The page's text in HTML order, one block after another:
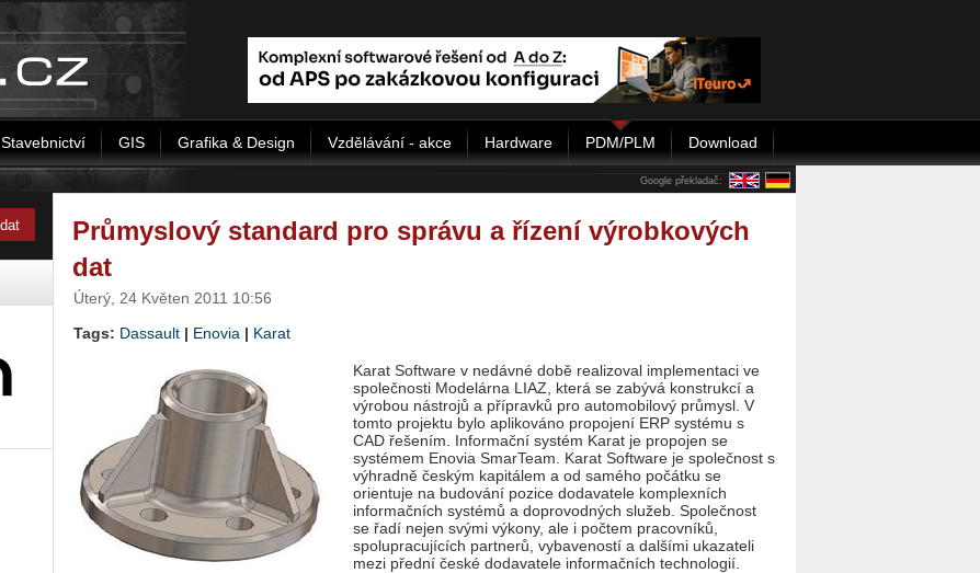
Stavebnictví GIS Grafika & Design Vzdělávání - akce Hardware PDM/PLM Download
Google překladač:
Průmyslový standard pro správu a řízení výrobkových
dat
Úterý, 24 Květen 2011 10:56
Tags: Dassault | Enovia | Karat
Karat Software v nedávné době realizoval implementaci ve
společnosti Modelárna LIAZ, která se zabývá konstrukcí a
výrobou nástrojů a přípravků pro automobilový průmysl. V
tomto projektu bylo aplikováno propojení ERP systému s
CAD řešením. Informační systém Karat je propojen se
systémem Enovia SmarTeam. Karat Software je společnost s
výhradně českým kapitálem a od samého počátku se
orientuje na budování pozice dodavatele komplexních
informačních systémů a doprovodných služeb. Společnost
se řadí nejen svými výkony, ale i počtem pracovníků,
spolupracujících partnerů, vybaveností a dalšími ukazateli
mezi přední české dodavatele informačních technologií.